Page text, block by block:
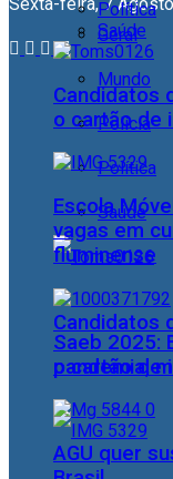
Geral
Mundo
Polícia
Política
Saúde
Candidatos
o cartão de
Política
Saúde
Candidatos
o cartão de
Escola
vagas em
fluminense
Saeb 2025:
pandemia,
AGU quer